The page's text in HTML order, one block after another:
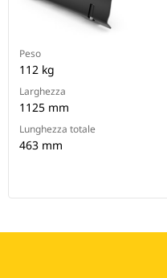
Peso
112 kg
Larghezza
1125 mm
Lunghezza totale
463 mm